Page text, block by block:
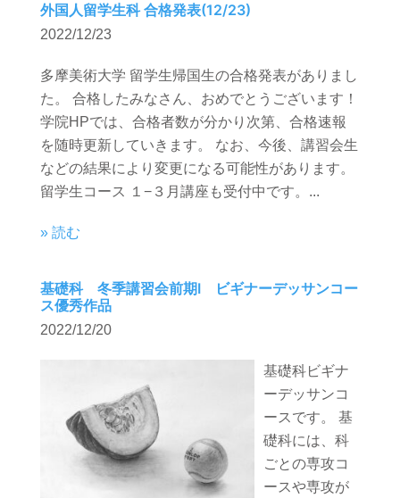
外国人留学生科 合格発表(12/23)
2022/12/23
多摩美術大学 留学生帰国生の合格発表がありまし
た。 合格したみなさん、おめでとうございます！
学院HPでは、合格者数が分かり次第、合格速報
を随時更新していきます。 なお、今後、講習会生
などの結果により変更になる可能性があります。
留学生コース １−３月講座も受付中です。...
» 読む
基礎科 冬季講習会前期Ⅰ ビギナーデッサンコー
ス優秀作品
2022/12/20
基礎科ビギナ
ーデッサンコ
ースです。 基
礎科には、科
ごとの専攻コ
ースや専攻が